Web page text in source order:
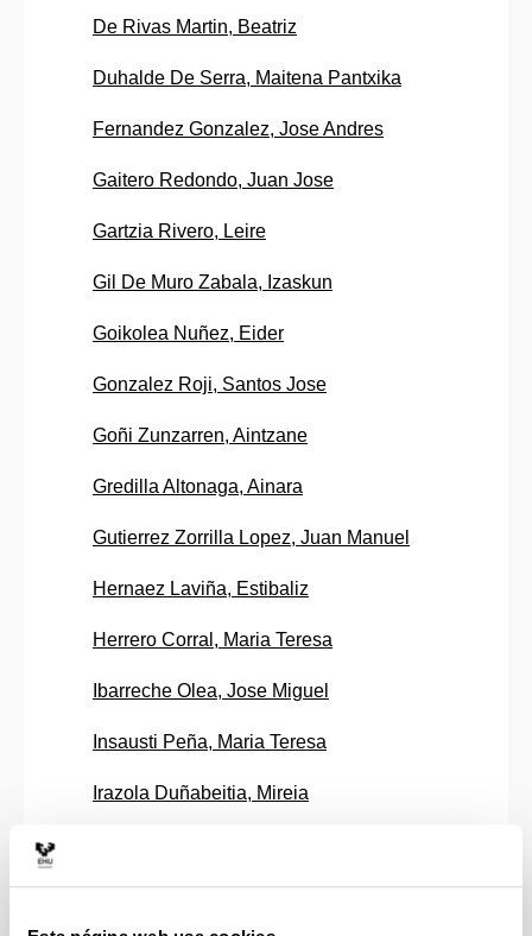
De Rivas Martin, Beatriz
Duhalde De Serra, Maitena Pantxika
Fernandez Gonzalez, Jose Andres
Gaitero Redondo, Juan Jose
Gartzia Rivero, Leire
Gil De Muro Zabala, Izaskun
Goikolea Nuñez, Eider
Gonzalez Roji, Santos Jose
Goñi Zunzarren, Aintzane
Gredilla Altonaga, Ainara
Gutierrez Zorrilla Lopez, Juan Manuel
Hernaez Laviña, Estibaliz
Herrero Corral, Maria Teresa
Ibarreche Olea, Jose Miguel
Insausti Peña, Maria Teresa
Irazola Duñabeitia, Mireia